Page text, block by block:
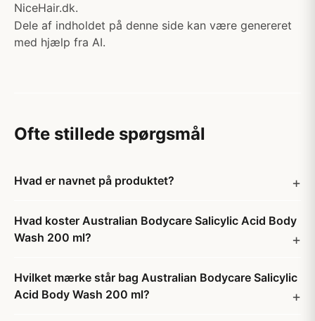
NiceHair.dk.
Dele af indholdet på denne side kan være genereret
med hjælp fra AI.
Ofte stillede spørgsmål
Hvad er navnet på produktet?
Hvad koster Australian Bodycare Salicylic Acid Body
Wash 200 ml?
Hvilket mærke står bag Australian Bodycare Salicylic
Acid Body Wash 200 ml?